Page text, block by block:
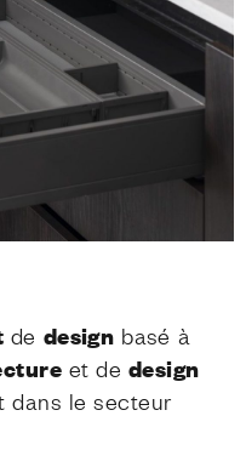
de design basé à
et de design
dans le secteur